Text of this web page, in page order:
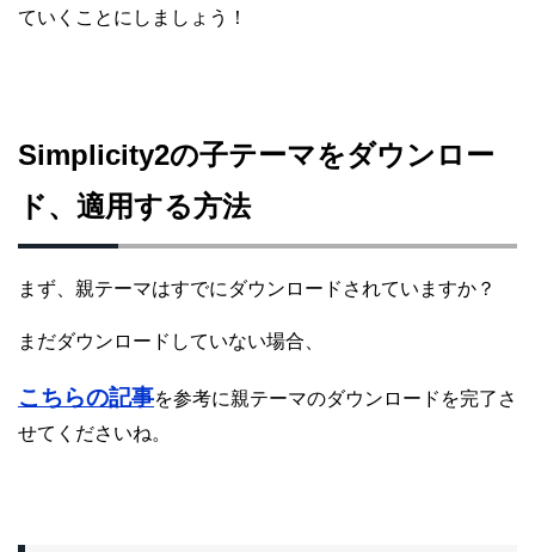
ていくことにしましょう！
Simplicity2の子テーマをダウンロー
ド、適用する方法
まず、親テーマはすでにダウンロードされていますか？
まだダウンロードしていない場合、
こちらの記事を参考に親テーマのダウンロードを完了さ
せてくださいね。